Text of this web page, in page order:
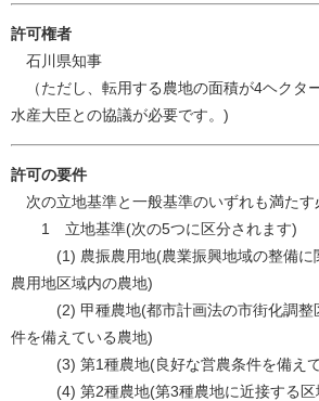
許可権者
石川県知事
（ただし、転用する農地の面積が4ヘクタ
水産大臣との協議が必要です。)
許可の要件
次の立地基準と一般基準のいずれも満たす
1 立地基準(次の5つに区分されます)
(1) 農振農用地(農業振興地域の整備に
農用地区域内の農地)
(2) 甲種農地(都市計画法の市街化調整
件を備えている農地)
(3) 第1種農地(良好な営農条件を備えて
(4) 第2種農地(第3種農地に近接する区